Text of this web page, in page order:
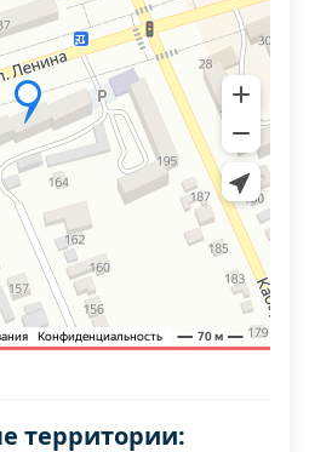
территории: